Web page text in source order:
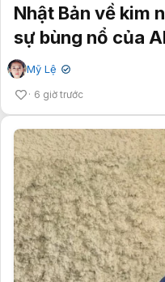
Nhật Bản về kim
sự bùng nổ của
Mỹ Lệ ✔
6 giờ trước